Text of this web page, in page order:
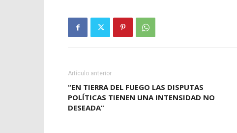
Artículo anterior
“EN TIERRA DEL FUEGO LAS DISPUTAS
POLÍTICAS TIENEN UNA INTENSIDAD NO
DESEADA”